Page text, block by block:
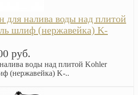
налива воды над плитой
шлиф (нержавейка) K-
руб.
воды над плитой Kohler
(нержавейка) K-..